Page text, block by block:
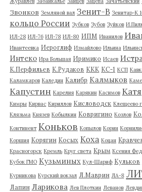
Звонков Земляной вал Зенит-В Зенитар-К
кольцо России Зубков Зубов Зуйков
ИЛ-28 ИЛ-76 ИЛ-78 ИЛ-80 ИПМ Иванилов
Ивантеевка Иероглиф Измайлово Ильина
Интеко Ира Большая Иримико Исаев Истра
К.Перфильев К.Рудаков ККК КС-1 КСП
Каламкаров Каледин Калибр Калмыков
Капустин Карелия Карякин Касимов Катя
Кимры Кирвас Кириллов Кисловодск Клещеево
Клязьма Князев Кобылкин Ковригино Козлов
Континент Коньков Копылов Корин
Коршия Корягин Косых Коха Коцан
Красногорск Кремль Круг света Крым Ксения
Кубок ГМО Кузьминых Кул-Шариф Кульков
Курникова Курский вокзал Л.Маврин ЛА-8
Лапин Ларикова Лев Плоткин Леванов